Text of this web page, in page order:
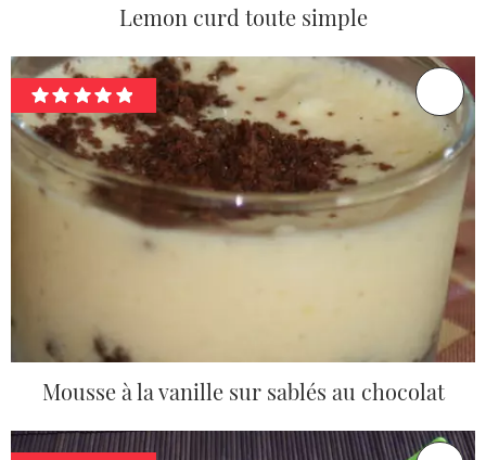
Lemon curd toute simple
Mousse à la vanille sur sablés au chocolat